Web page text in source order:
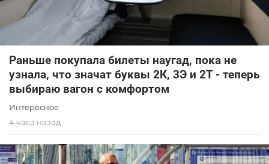
Раньше покупала билеты наугад, пока не
узнала, что значат буквы 2К, 3Э и 2Т - теперь
выбираю вагон с комфортом
Интересное
4 часа назад